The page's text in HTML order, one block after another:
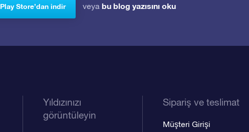
Play Store’dan indir veya bu blog yazısını oku
Yıldızınızı
görüntüleyin
Sipariş ve teslimat
Müşteri Girişi